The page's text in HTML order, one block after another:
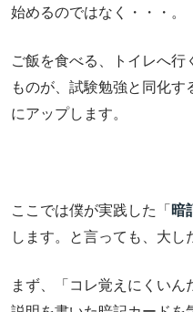
始めるのではなく・・・。
ご飯を食べる、トイレへ
ものが、試験勉強と同化
にアップします。
ここでは僕が実践した「暗
します。と言っても、大し
まず、「コレ覚えにくい